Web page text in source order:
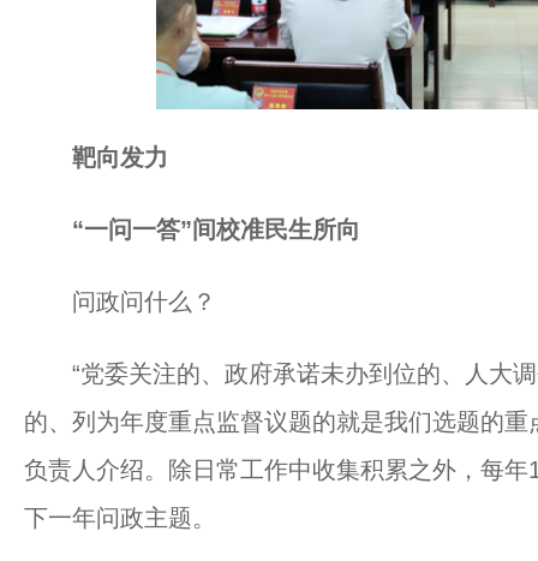
靶向发力
“一问一答”间校准民生所向
问政问什么？
“党委关注的、政府承诺未办到位的、人大调
的、列为年度重点监督议题的就是我们选题的
负责人介绍。除日常工作中收集积累之外，每
下一年问政主题。